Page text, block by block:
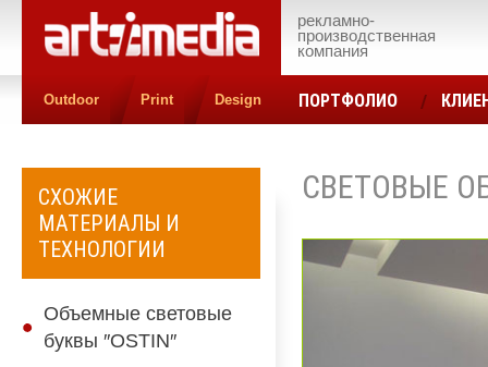
рекламно-
производственная
компания
Outdoor Print Design ПОРТФОЛИО
СХОЖИЕ
МАТЕРИАЛЫ И
ТЕХНОЛОГИИ
Объемные световые
буквы ″OSTIN″
СВЕТОВЫЕ